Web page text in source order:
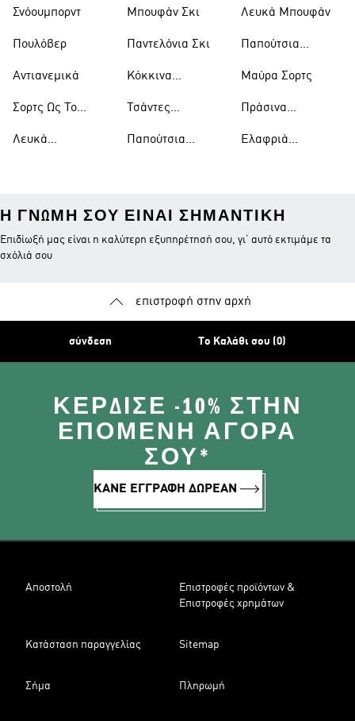
Σνόουμπορντ
Πουλόβερ
Αντιανεμικά
Σορτς Ως Το
Λευκά
Μπουφάν Σκι
Παντελόνια Σκι
Κόκκινα
Τσάντες
Παπούτσια
Λευκά Μπουφάν
Παπούτσια
Μαύρα Σορτς
Πράσινα
Ελαφριά
Η ΓΝΏΜΗ ΣΟΥ ΕΊΝΑΙ ΣΗΜΑΝΤΙΚΉ
Επιδίωξή μας είναι η καλύτερη εξυπηρέτησή σου, γι’ αυτό εκτιμάμε τα
σχόλιά σου
επιστροφή στην αρχή
σύνδεση Το Καλάθι σου (0)
ΚΈΡΔΙΣΕ -10% ΣΤΗΝ
ΕΠΌΜΕΝΗ ΑΓΟΡΆ
ΣΟΥ*
ΚΑΝΕ ΕΓΓΡΑΦΗ ΔΩΡΕΑΝ
Αποστολή
Επιστροφές προϊόντων &
Επιστροφές χρημάτων
Κατάσταση παραγγελίας Sitemap
Σήμα Πληρωμή